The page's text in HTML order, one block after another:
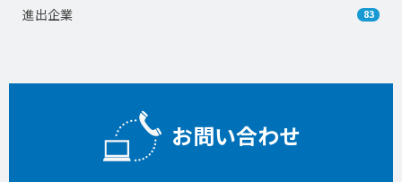
進出企業 83
お問い合わせ